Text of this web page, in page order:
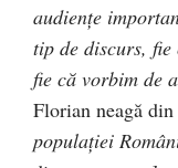
audiențe
tip de discurs,
fie că vorbim de
Florian neagă din
populației